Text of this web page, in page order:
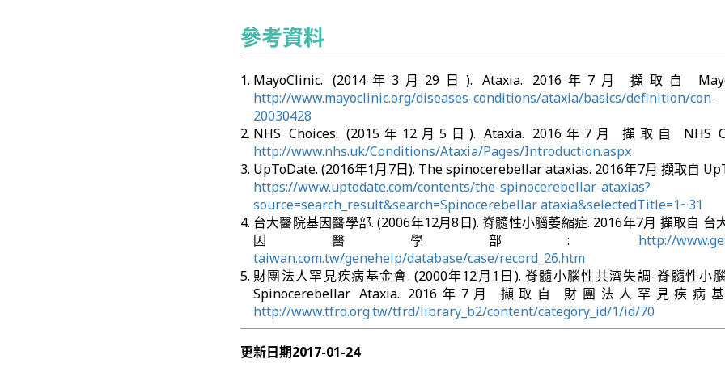
參考資料
MayoClinic. (2014年3月29日). Ataxia. 2016年7月 擷取自
http://www.mayoclinic.org/diseases-conditions/ataxia/basics/definition/con-
20030428
NHS Choices. (2015年12月5日). Ataxia. 2016年7月 擷取自 NHS
http://www.nhs.uk/Conditions/Ataxia/Pages/Introduction.aspx
UpToDate. (2016年1月7日). The spinocerebellar ataxias. 2016年7月 擷取自
https://www.uptodate.com/contents/the-spinocerebellar-ataxias?
source=search_result&search=Spinocerebellar ataxia&selectedTitle=1~31
台大醫院基因醫學部. (2006年12月8日). 脊髓性小腦萎縮症. 2016年7月 擷取自 台
因醫學部: http://
taiwan.com.tw/genehelp/database/case/record_26.htm
財團法人罕見疾病基金會. (2000年12月1日). 脊髓小腦性共濟失調-脊髓性小
Spinocerebellar Ataxia. 2016年7月 擷取自 財團法人罕見疾病
http://www.tfrd.org.tw/tfrd/library_b2/content/category_id/1/id/70
更新日期2017-01-24